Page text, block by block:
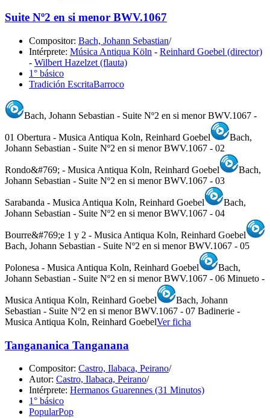
Suite Nº2 en si menor BWV.1067
Compositor: Bach, Johann Sebastian/
Intérprete: Música Antiqua Köln - Reinhard Goebel (director)
- Wilbert Hazelzet (flauta)
1° básico
Tradición EscritaBarroco
Bach, Johann Sebastian - Suite Nº2 en si menor BWV.1067 -
01 Obertura - Musica Antiqua Koln, Reinhard Goebel
Bach,
Johann Sebastian - Suite Nº2 en si menor BWV.1067 - 02
Rondo&#769; - Musica Antiqua Koln, Reinhard Goebel
Bach,
Johann Sebastian - Suite Nº2 en si menor BWV.1067 - 03
Sarabanda - Musica Antiqua Koln, Reinhard Goebel
Bach,
Johann Sebastian - Suite Nº2 en si menor BWV.1067 - 04
Bourre&#769;e 1 y 2 - Musica Antiqua Koln, Reinhard Goebel
Bach, Johann Sebastian - Suite Nº2 en si menor BWV.1067 - 05
Polonesa - Musica Antiqua Koln, Reinhard Goebel
Bach,
Johann Sebastian - Suite Nº2 en si menor BWV.1067 - 06 Minueto -
Musica Antiqua Koln, Reinhard Goebel
Bach, Johann
Sebastian - Suite Nº2 en si menor BWV.1067 - 07 Badinerie -
Musica Antiqua Koln, Reinhard GoebelVer ficha
Tangananica Tanganana
Compositor: Castro, Ilabaca, Peirano/
Autor: Castro, Ilabaca, Peirano/
Intérprete: Hermanos Guarennes (31 Minutos)
1° básico
PopularPop